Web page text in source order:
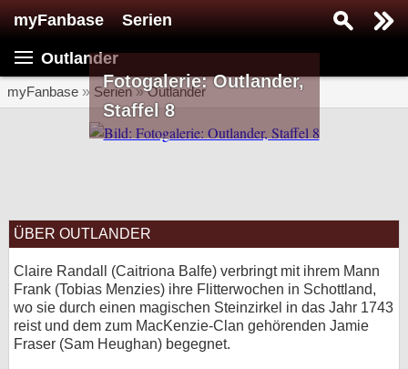
myFanbase Serien
Outlander
myFanbase » Serien»Outlander
Fotogalerie: Outlander,
Staffel 8
ÜBER OUTLANDER
Claire Randall (Caitriona Balfe) verbringt mit ihrem Mann
Frank (Tobias Menzies) ihre Flitterwochen in Schottland,
wo sie durch einen magischen Steinzirkel in das Jahr 1743
reist und dem zum MacKenzie-Clan gehörenden Jamie
Fraser (Sam Heughan) begegnet.
SERIEN
KULTUR
Specials
SERVICE
Gewinnspiele